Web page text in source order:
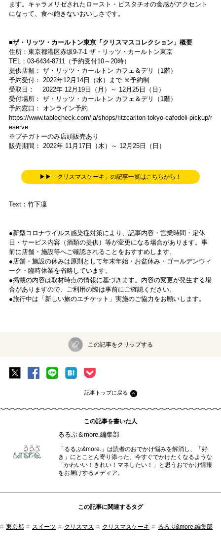
ます。キャラメリゼされたロースト・ピスタチオの食感がアクセント
になって、食べ飽きないおいしさです。
■ザ・リッツ・カールトン東京「クリスマスコレクション」概要
住所：東京都港区赤坂9-7-1 ザ・リッツ・カールトン東京
TEL：03-6434-8711（予約受付10～20時）
提供店舗： ザ・リッツ・カールトン カフェ＆デリ（1階）
予約受付： 2022年12月14日（水）まで ※予約制
受取日： 2022年 12月19日（月）～ 12月25日（日）
受付場所： ザ・リッツ・カールトン カフェ＆デリ（1階）
予約窓口： オンライン予約
https://www.tablecheck.com/ja/shops/ritzcarlton-tokyo-cafedeli-pickup/r
eserve
※プチガトーのみ店頭販売あり
販売期間： 2022年 11月17日（木）～ 12月25日（日）
▶▶「クリスマスケーキ」の記事一覧はこちらから！
Text：竹下凜
●新型コロナウイルス感染症対策により、記事内容・営業時間・定休
日・サービス内容（酒類の提供）等が変更になる場合があります。事
前に店舗・施設等へご確認されることをおすすめします。
●店舗・施設の休みは原則として年末年始・お盆休み・ゴールデンウィ
ーク・臨時休業を省略しています。
●掲載の内容は取材時点の情報に基づきます。内容の変更が発生する場
合がありますので、ご利用の際は事前にご確認ください。
●旅行中は「新しい旅のエチケット」実施のご協力をお願いします。
この記事をクリップする
記事トップに戻る
この記事を書いた人
るるぶ＆more.編集部
「るるぶ&more.」は読者のおでかけ悩みを解消し、「好
き」にとことん寄り添った、今すぐでかけたくなるような
「かわいい！きれい！マネしたい！」と思うおでかけ情報
をお届けするメディア。
この記事に関連するタグ
東京都 スイーツ クリスマス クリスマスケーキ るるぶ&more.編集部